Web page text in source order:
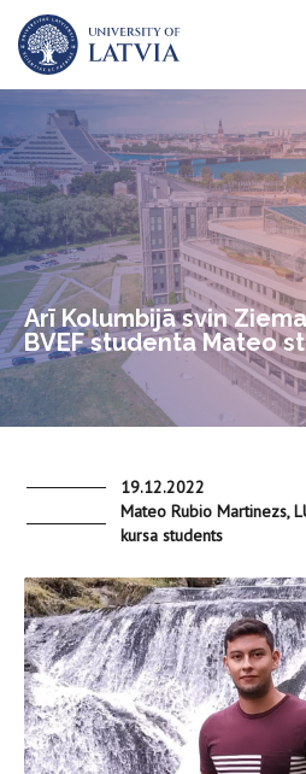
Arī Kolumbijā svin
BVEF studenta Mateo
19.12.2022
Mateo Rubio Martinezs,
kursa students